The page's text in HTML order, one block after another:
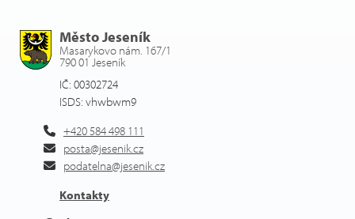
Město Jeseník
Masarykovo nám. 167/1
790 01 Jeseník
IČ: 00302724
ISDS: vhwbwm9
+420 584 498 111
posta@jesenik.cz
podatelna@jesenik.cz
Kontakty